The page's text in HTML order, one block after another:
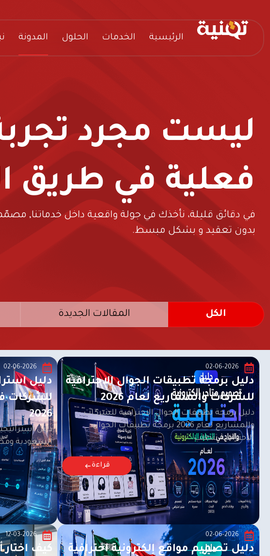
الرئيسية الخدمات الحلول المدونة
ليست مجرد
فعلية في طريق
في دقائق قليلة، نأخذك في جولة واقعية داخل خدماتنا,
بدون تعقيد و بشكل مبسط.
الكل المقالات الجديدة
02-06-2026
دليل برمجة تطبيقات الجوال الاحترافية
للشركات والمشاريع لعام 2026
دليل برمجة تطبيقات الجوال الاحترافية للشركات
والمشاريع لعام 2026 برمجة تطبيقات الجوال
الاحترافية تتطلب
قراءة
02-06-2026
دليل
للشركات
2026
دليل
السعودية ومصر لعام 2026
02-06-2026
دليل تصميم مواقع إلكترونية احترافية
12-03-2026
كيف